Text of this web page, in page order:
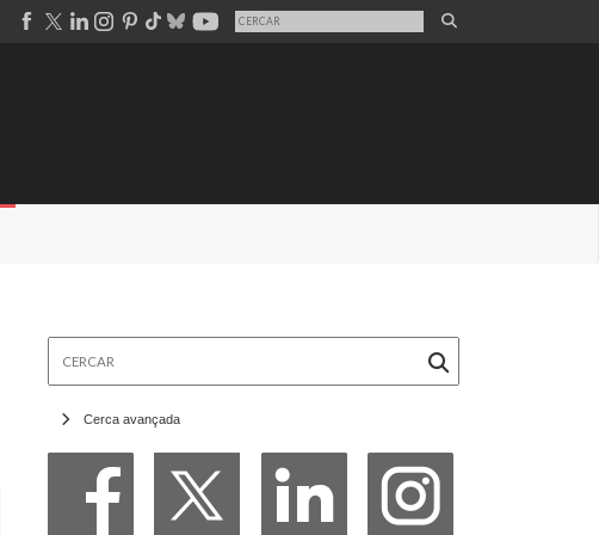
Cerca avançada